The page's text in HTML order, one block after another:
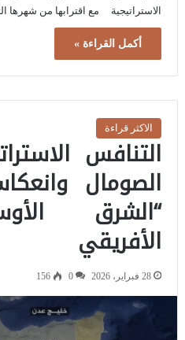
الاستراتيجية مع اقترابها من شهرها
أكمل القراءة »
الاكثر قراءة
التنافس
الصومال
“الشرق
الأفريقي
28 فبراير، 2026 0
156